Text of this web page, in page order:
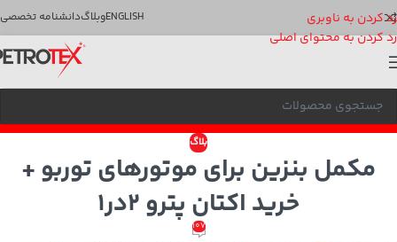
رد کردن به ناوبری
رد کردن به محتوای اصلی
ENGLISHوبلاگدانشنامه تخصصی
بلاگ
مکمل بنزین برای موتورهای توربو +
خرید اکتان پترو 2در1
107